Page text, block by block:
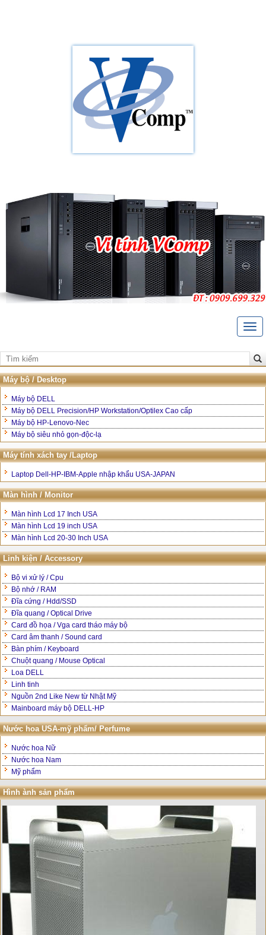
Trang Chủ
Giới thiệu
Bảo hành và hậu mãi
Hướng dẫn mua hàng
Máy bộ / Desktop
Máy bộ DELL
Máy bộ DELL Precision/HP Workstation/Optilex Cao cấp
Máy bộ HP-Lenovo-Nec
Máy bộ siêu nhỏ gọn-độc-lạ
Máy tính xách tay /Laptop
Laptop Dell-HP-IBM-Apple nhập khẩu USA-JAPAN
Màn hình / Monitor
Màn hình Lcd 17 Inch USA
Màn hình Lcd 19 inch USA
Màn hình Lcd 20-30 Inch USA
Linh kiện / Accessory
Bộ vi xử lý / Cpu
Bộ nhớ / RAM
Đĩa cứng / Hdd/SSD
Đĩa quang / Optical Drive
Card đồ họa / Vga card tháo máy bộ
Card âm thanh / Sound card
Bàn phím / Keyboard
Chuột quang / Mouse Optical
Loa DELL
Linh tinh
Nguồn 2nd Like New từ Nhật Mỹ
Mainboard máy bộ DELL-HP
Nước hoa USA-mỹ phẩm/ Perfume
Nước hoa Nữ
Nước hoa Nam
Mỹ phẩm
Hình ành sản phẩm